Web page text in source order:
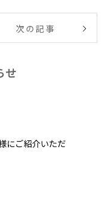
次の記事
せ
にご紹介いただ